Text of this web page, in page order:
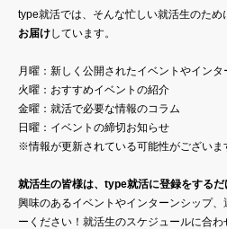
type就活では、そんな忙しい就活生のため
お届けしています。
月曜：新しく公開されたイベントやインタ
火曜：おすすめイベントの紹介
金曜：就活で必要な情報のコラム
日曜：イベントの締切お知らせ
※情報が更新されている可能性がございま
就活生の皆様は、type就活に登録をするだ
興味のあるイベントやインターンシップ
ーください！就活生のスケジュールに合わ